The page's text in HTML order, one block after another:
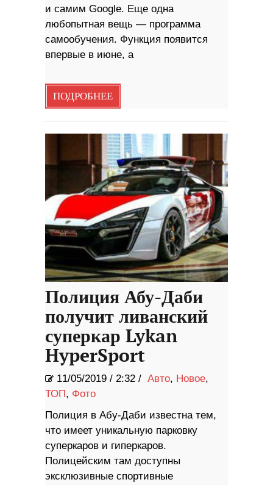
и самим Google. Еще одна
любопытная вещь — программа
самообучения. Функция появится
впервые в июне, а
ПОДРОБНЕЕ
Полиция Абу-Даби
получит ливанский
суперкар Lykan
HyperSport
11/05/2019 / 2:32 / Авто, Новое,
ТОП, Фото
Полиция в Абу-Даби известна тем,
что имеет уникальную парковку
суперкаров и гиперкаров.
Полицейским там доступны
эксклюзивные спортивные